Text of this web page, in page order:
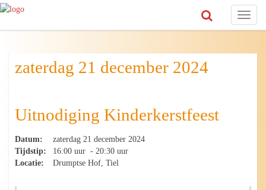
Toggle
zaterdag 21 december 2024
Uitnodiging Kinderkerstfeest
Datum:
zaterdag 21 december 2024
Tijdstip:
16:00 uur - 20:30 uur
Locatie:
Drumptse Hof, Tiel